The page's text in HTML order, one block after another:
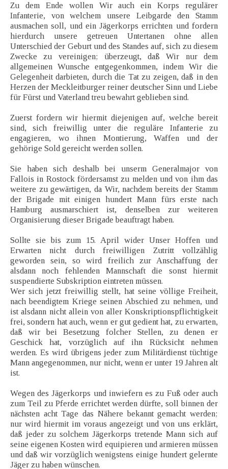
Zu dem Ende wollen Wir auch ein Korps regulärer
Infanterie, von welchem unsere Leibgarde den Stamm
ausmachen soll, und ein Jägerkorps errichten und fordern
hierdurch unsere getreuen Untertanen ohne allen
Unterschied der Geburt und des Standes auf, sich zu diesem
Zwecke zu vereinigen; überzeugt, daß Wir nur dem
allgemeinen Wunsche entgegenkommen, indem Wir die
Gelegenheit darbieten, durch die Tat zu zeigen, daß in den
Herzen der Meckleitburger reiner deutscher Sinn und Liebe
für Fürst und Vaterland treu bewahrt geblieben sind.
Zuerst fordern wir hiermit diejenigen auf, welche bereit
sind, sich freiwillig unter die reguläre Infanterie zu
engagieren, wo ihnen Montierung, Waffen und der
gehörige Sold gereicht werden sollen.
Sie haben sich deshalb bei unserm Generalmajor von
Fallois in Rostock fördersamst zu melden und von ihm das
weitere zu gewärtigen, da Wir, nachdem bereits der Stamm
der Brigade mit einigen hundert Mann fürs erste nach
Hamburg ausmarschiert ist, denselben zur weiteren
Organisierung dieser Brigade beauftragt haben.
Sollte sie bis zum 15. April wider Unser Hoffen und
Erwarten nicht durch freiwilligen Zutritt vollzählig
geworden sein, so wird freilich zur Anschaffung der
alsdann noch fehlenden Mannschaft die sonst hiermit
suspendierte Subskription eintreten müssen.
Wer sich jetzt freiwillig stellt, hat seine völlige Freiheit,
nach beendigtem Kriege seinen Abschied zu nehmen, und
ist alsdann nicht allein von aller Konskriptionspflichtigkeit
frei, sondern hat auch, wenn er gut gedient hat, zu erwarten,
daß wir bei Besetzung folcher Stellen, zu denen er
Geschick hat, vorzüglich auf ihn Rücksicht nehmen
werden. Es wird übrigens jeder zum Militärdienst tüchtige
Mann angegenommen, nur nicht, wenn er unter 19 Jahren alt
ist.
Wegen des Jägerkorps und inwiefern es zu Fuß oder auch
zum Teil zu Pferde errichtet werden dürfte, soll binnen der
nächsten acht Tage das Nähere bekannt gemacht werden;
nur wird hiermit im voraus angezeigt und von uns erklärt,
daß jeder zu solchem Jägerkorps tretende Mann sich auf
seine eigenen Kosten wird equipieren und armieren müssen
und daß wir vorzüglich wenigstens einige hundert gelernte
Jäger zu haben wünschen.